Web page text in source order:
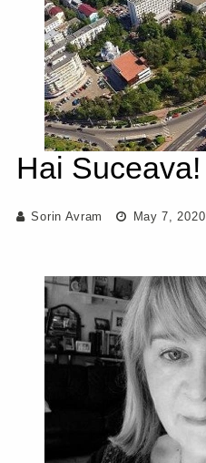
Hai Suceava!
Sorin Avram May 7, 2020